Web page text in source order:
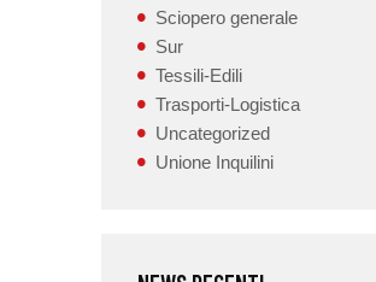
Sciopero generale
Sur
Tessili-Edili
Trasporti-Logistica
Uncategorized
Unione Inquilini